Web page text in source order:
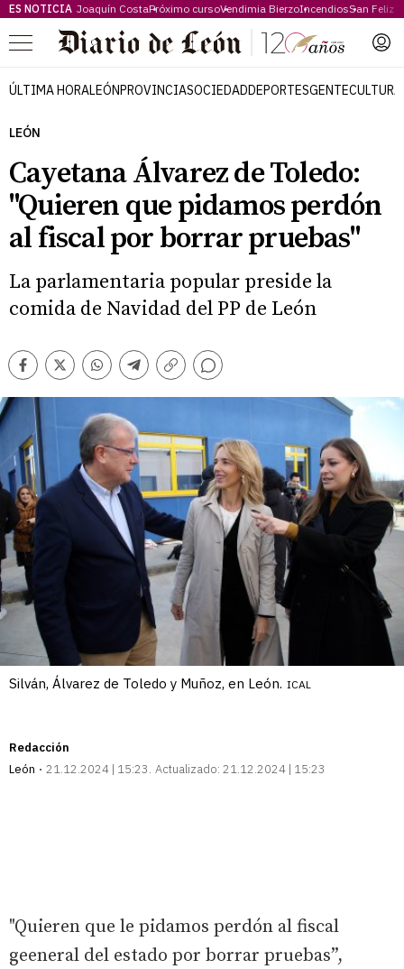
ES NOTICIA Joaquín CostaPróximo cursoVendimia BierzoIncendiosSan Feliz
Menú
ÚLTIMA HORALEÓNPROVINCIASOCIEDADDEPORTESGENTECULTURA
LEÓN
Cayetana Álvarez de Toledo:
"Quieren que pidamos perdón
al fiscal por borrar pruebas"
La parlamentaria popular preside la
comida de Navidad del PP de León
Facebook
TwitterWhatsappTelegram
Copiar
Comentarios
Silván, Álvarez de Toledo y Muñoz, en León. ICAL
Redacción
León
21.12.2024 | 15:23 Actualizado: 21.12.2024 | 15:23
"Quieren que le pidamos perdón al fiscal
geeneral del estado por borrar pruebas”,